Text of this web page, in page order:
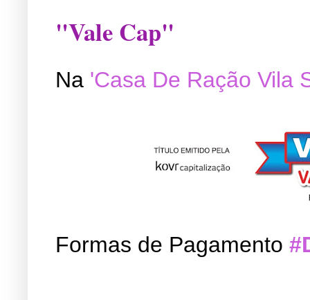
"Vale Cap"
Na 'Casa De Ração Vila
Formas de Pagamento